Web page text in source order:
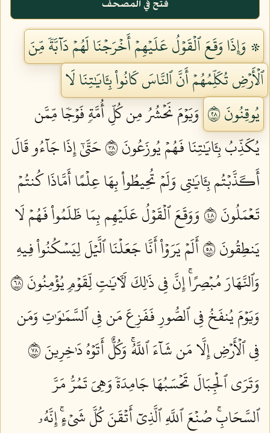
فتح في المصحف
۞ وَإِذَا وَقَعَ ٱلۡقَوۡلُ عَلَيۡهِمۡ أَخۡرَجۡنَا لَهُمۡ دَآبَّةٗ مِّنَ
ٱلۡأَرۡضِ تُكَلِّمُهُمۡ أَنَّ ٱلنَّاسَ كَانُواْ بِـَٔايَٰتِنَا لَا
يُوقِنُونَ ٨٢
وَيَوۡمَ نَحۡشُرُ مِن كُلِّ أُمَّةٖ فَوۡجٗا مِّمَّن
يُكَذِّبُ بِـَٔايَٰتِنَا فَهُمۡ يُوزَعُونَ ٨٣
حَتَّىٰٓ إِذَا جَآءُو قَالَ
أَكَذَّبۡتُم بِـَٔايَٰتِي وَلَمۡ تُحِيطُواْ بِهَا عِلۡمًا أَمَّاذَا كُنتُمۡ
تَعۡمَلُونَ ٨٤
وَوَقَعَ ٱلۡقَوۡلُ عَلَيۡهِم بِمَا ظَلَمُواْ فَهُمۡ لَا
يَنطِقُونَ ٨٥
أَلَمۡ يَرَوۡاْ أَنَّا جَعَلۡنَا ٱلَّيۡلَ لِيَسۡكُنُواْ فِيهِ
وَٱلنَّهَارَ مُبۡصِرًاۚ إِنَّ فِي ذَٰلِكَ لَأٓيَٰتٖ لِّقَوۡمٖ يُؤۡمِنُونَ ٨٦
وَيَوۡمَ يُنفَخُ فِي ٱلصُّورِ فَفَزِعَ مَن فِي ٱلسَّمَٰوَٰتِ وَمَن
فِي ٱلۡأَرۡضِ إِلَّا مَن شَآءَ ٱللَّهُۚ وَكُلٌّ أَتَوۡهُ دَٰخِرِينَ ٨٧
وَتَرَى ٱلۡجِبَالَ تَحۡسَبُهَا جَامِدَةٗ وَهِيَ تَمُرُّ مَرَّ
ٱلسَّحَابِۚ صُنۡعَ ٱللَّهِ ٱلَّذِيٓ أَتۡقَنَ كُلَّ شَيۡءٍۚ إِنَّهُۥ